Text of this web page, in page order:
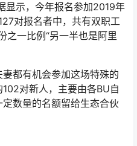
显示，今年报名参加2019年
对报名者中，共有双职工
一比例“另一半也是阿里
都有机会参加这场特殊的
对新人，主要由各BU自
数量的名额留给生态合伙